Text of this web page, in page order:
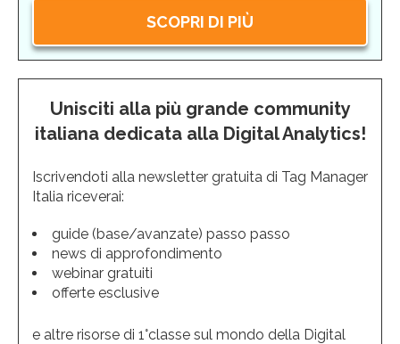
SCOPRI DI PIÙ
Unisciti alla più grande community
italiana dedicata alla Digital Analytics!
Iscrivendoti alla newsletter gratuita di Tag Manager
Italia riceverai:
guide (base/avanzate) passo passo
news di approfondimento
webinar gratuiti
offerte esclusive
e altre risorse di 1°classe sul mondo della Digital